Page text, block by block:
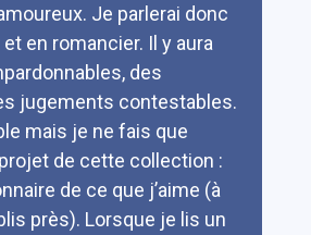
Je parlerai donc
en romancier. Il y aura
des
jugements contestables.
mais je ne fais que
de cette collection :
de ce que j’aime (à
près). Lorsque je lis un